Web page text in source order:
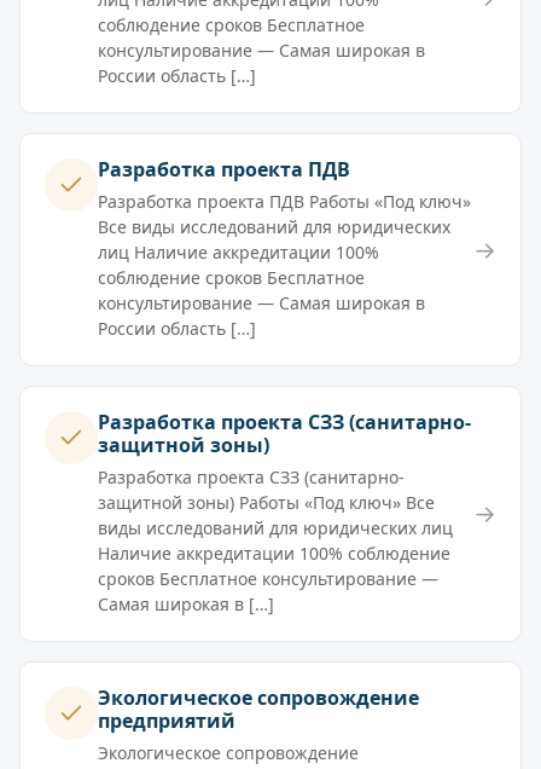
соблюдение сроков Бесплатное
консультирование — Самая широкая в
России область […]
Разработка проекта ПДВ
Разработка проекта ПДВ Работы «Под ключ»
Все виды исследований для юридических
лиц Наличие аккредитации 100%
соблюдение сроков Бесплатное
консультирование — Самая широкая в
России область […]
→
Разработка проекта СЗЗ (санитарно-
защитной зоны)
Разработка проекта СЗЗ (санитарно-
защитной зоны) Работы «Под ключ» Все
виды исследований для юридических лиц
Наличие аккредитации 100% соблюдение
сроков Бесплатное консультирование —
Самая широкая в […]
→
Экологическое сопровождение
предприятий
Экологическое сопровождение